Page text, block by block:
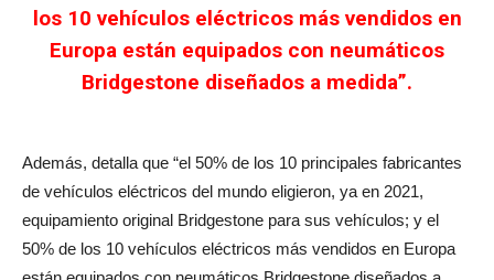
los 10 vehículos eléctricos más vendidos en
Europa están equipados con neumáticos
Bridgestone diseñados a medida”.
Además, detalla que “el 50% de los 10 principales fabricantes
de vehículos eléctricos del mundo eligieron, ya en 2021,
equipamiento original Bridgestone para sus vehículos; y el
50% de los 10 vehículos eléctricos más vendidos en Europa